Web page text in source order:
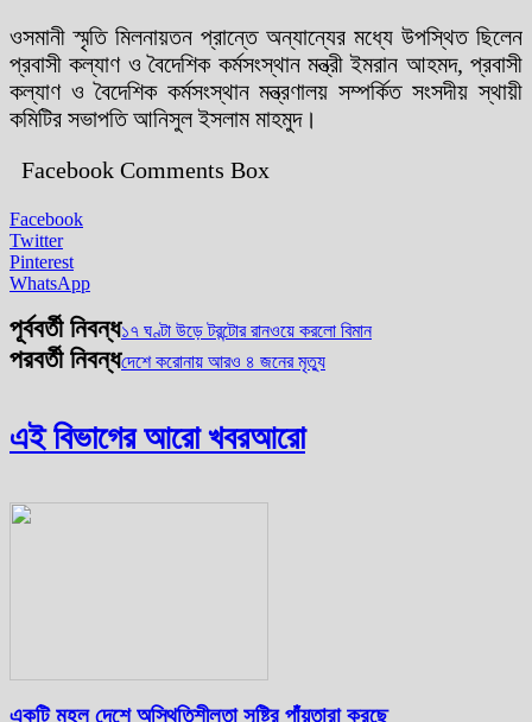
ওসমানী স্মৃতি মিলনায়তন প্রান্তে অন্যান্যের মধ্যে উপস্থিত ছিলেন
প্রবাসী কল্যাণ ও বৈদেশিক কর্মসংস্থান মন্ত্রী ইমরান আহমদ, প্রবাসী
কল্যাণ ও বৈদেশিক কর্মসংস্থান মন্ত্রণালয় সম্পর্কিত সংসদীয় স্থায়ী
কমিটির সভাপতি আনিসুল ইসলাম মাহমুদ।
Facebook Comments Box
Facebook
Twitter
Pinterest
WhatsApp
পূর্ববর্তী নিবন্ধ১৭ ঘণ্টা উড়ে টরন্টোর রানওয়ে করলো বিমান
পরবর্তী নিবন্ধদেশে করোনায় আরও ৪ জনের মৃত্যু
এই বিভাগের আরো খবরআরো
একটি মহল দেশে অস্থিতিশীলতা সৃষ্টির পাঁয়তারা করছে